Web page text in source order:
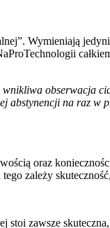
Wymieniają
wnikliwa obserwacja
abstynencji na raz
oraz
zależy
zawsze